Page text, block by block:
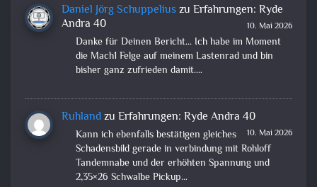
Daniel Jörg Schuppeliuszu Erfahrungen: Ryde
Andra 40
10. Mai 2026
Danke für Deinen Bericht... Ich habe im Moment
die Mach1 Felge auf meinem Lastenrad und bin
bisher ganz zufrieden damit.…
Ruhlandzu Erfahrungen: Ryde Andra 40
10. Mai 2026
Kann ich ebenfalls bestätigen gleiches
Schadensbild gerade in verbindung mit Rohloff
Tandemnabe und der erhöhten Spannung und
2,35×26 Schwalbe Pickup…